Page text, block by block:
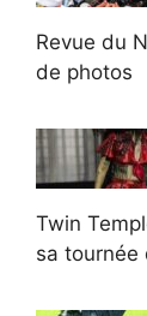
Revue du
de photos
Twin
sa tournée